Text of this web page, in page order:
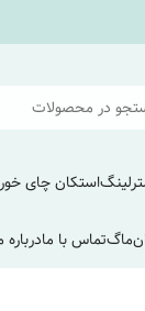
در محصولات
استکان چای
ماگتماس با مادرباره